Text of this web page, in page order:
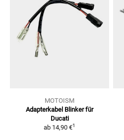
MOTOISM
Adapterkabel Blinker für
Ducati
ab 14,90 €1